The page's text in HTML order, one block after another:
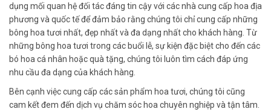
dụng mối quan hệ đối tác đáng tin cậy với các nhà cung cấp hoa địa
phương và quốc tế để đảm bảo rằng chúng tôi chỉ cung cấp những
bông hoa tươi nhất, đẹp nhất và đa dạng nhất cho khách hàng. Từ
những bông hoa tươi trong các buổi lễ, sự kiện đặc biệt cho đến các
bó hoa cá nhân hoặc quà tặng, chúng tôi luôn tìm cách đáp ứng
nhu cầu đa dạng của khách hàng.
Bên cạnh việc cung cấp các sản phẩm hoa tươi, chúng tôi cũng
cam kết đem đến dịch vụ chăm sóc hoa chuyên nghiệp và tận tâm.